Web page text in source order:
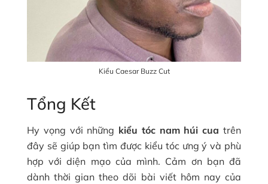
Kiểu Caesar Buzz Cut
Tổng Kết
Hy vọng với những kiểu tóc nam húi cua trên
đây sẽ giúp bạn tìm được kiểu tóc ưng ý và phù
hợp với diện mạo của mình. Cảm ơn bạn đã
dành thời gian theo dõi bài viết hôm nay của